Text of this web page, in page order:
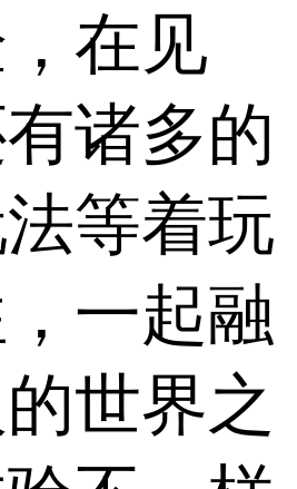
在见
诸多的
等着玩
一起融
世界之